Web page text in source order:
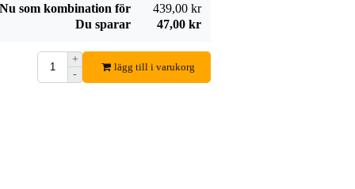
Nu som kombination för
439,00 kr
Du sparar
47,00 kr
+
-
lägg till i varukorg